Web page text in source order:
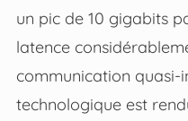
un pic de 10 gigabits
latence
communication quasi-
technologique est